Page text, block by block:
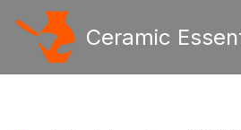
Ceramic